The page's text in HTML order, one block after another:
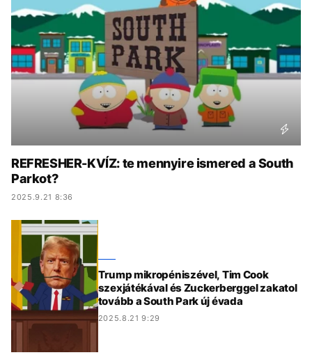
UTAZÁS
ÉLETMÓD DESIGN
BESZÉLGETÉSEK ARCOK
TÖRTÉNETEK
GASZTRO
REFRESHER-KVÍZ: te mennyire ismered a South
Parkot?
2025.9.21 8:36
Trump mikropéniszével, Tim Cook
szexjátékával és Zuckerberggel zakatol
tovább a South Park új évada
2025.8.21 9:29